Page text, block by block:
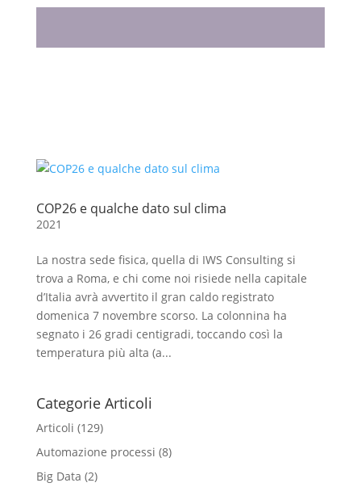
COP26 e qualche dato sul clima
2021
La nostra sede fisica, quella di IWS Consulting si
trova a Roma, e chi come noi risiede nella capitale
d’Italia avrà avvertito il gran caldo registrato
domenica 7 novembre scorso. La colonnina ha
segnato i 26 gradi centigradi, toccando così la
temperatura più alta (a...
Categorie Articoli
Articoli (129)
Automazione processi (8)
Big Data (2)